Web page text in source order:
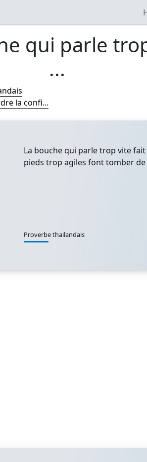
qui parle
...
la confi...
La bouche qui parle trop vite
pieds trop agiles font tomber
Proverbe thailandais